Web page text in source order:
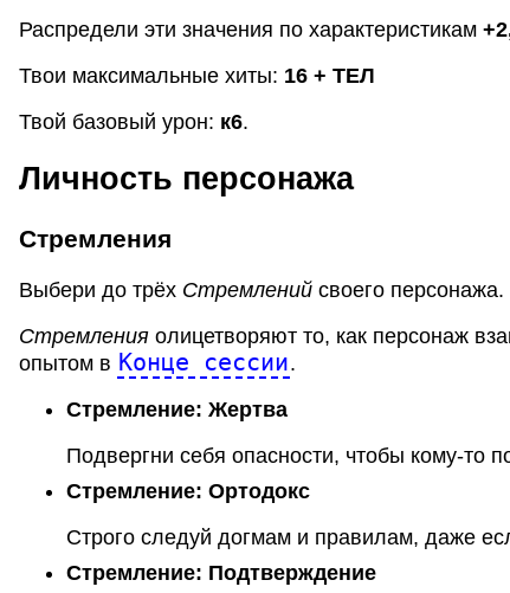
Распредели эти значения по характеристикам
Твои максимальные хиты: 16 + ТЕЛ
Твой базовый урон: к6.
Личность персонажа
Стремления
Выбери до трёх Стремлений своего
Стремления олицетворяют то, как персонаж
опытом в Конце сессии.
Стремление: Жертва
Подвергни себя опасности, чтобы кому-то
Стремление: Ортодокс
Строго следуй догмам и правилам, даже
Стремление: Подтверждение